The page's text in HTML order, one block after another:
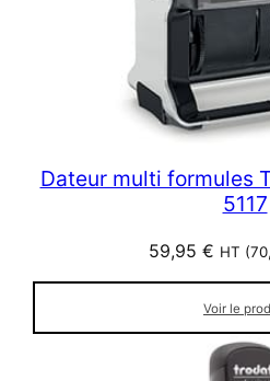
Dateur multi formules
5117
59,95 € HT (
Voir le